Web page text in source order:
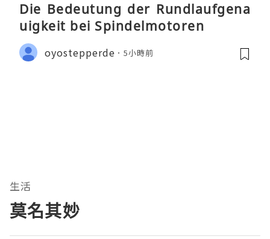
Die Bedeutung der Rundlaufgena
uigkeit bei Spindelmotoren
oyostepperde 5小時前
生活
莫名其妙